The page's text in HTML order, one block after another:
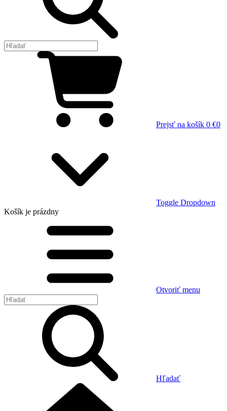
Prejsť na košík 0 €0
Toggle Dropdown
Košík je prázdny
Otvoriť menu
Hľadať